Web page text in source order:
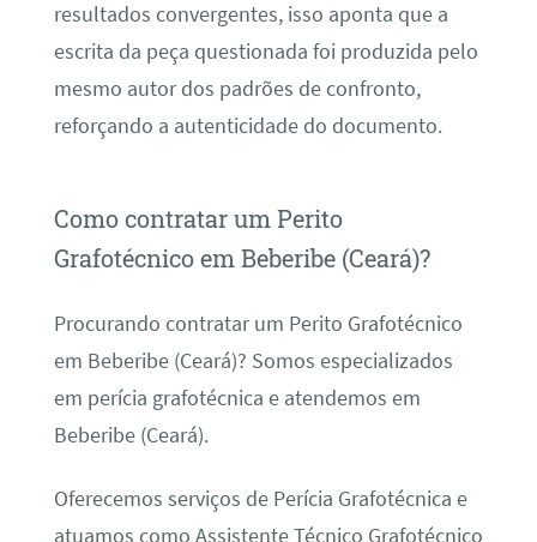
resultados convergentes, isso aponta que a
escrita da peça questionada foi produzida pelo
mesmo autor dos padrões de confronto,
reforçando a autenticidade do documento.
Como contratar um Perito
Grafotécnico em Beberibe (Ceará)?
Procurando contratar um Perito Grafotécnico
em Beberibe (Ceará)? Somos especializados
em perícia grafotécnica e atendemos em
Beberibe (Ceará).
Oferecemos serviços de Perícia Grafotécnica e
atuamos como Assistente Técnico Grafotécnico